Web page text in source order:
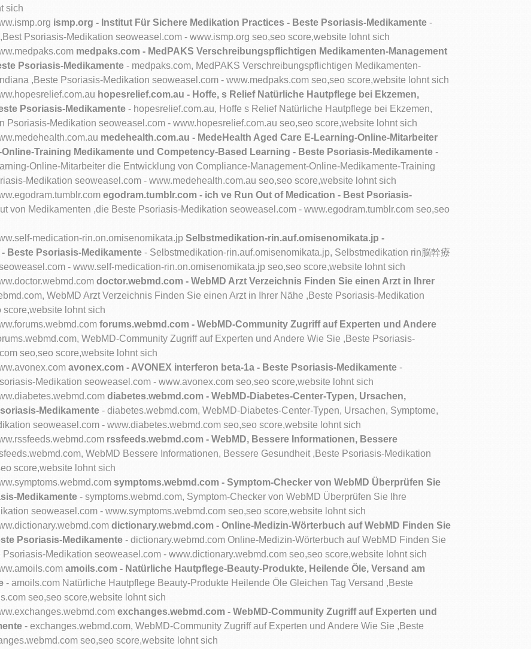
sich
ismp.org - Institut Für Sichere Medikation Practices - Beste Psoriasis-Medikamente -
Psoriasis-Medikation seoweasel.com - www.ismp.org seo,seo score,website lohnt sich
medpaks.com - MedPAKS Verschreibungspflichtigen Medikamenten-Management
Psoriasis-Medikamente - medpaks.com, MedPAKS Verschreibungspflichtigen Medikamenten-
,Beste Psoriasis-Medikation seoweasel.com - www.medpaks.com seo,seo score,website lohnt sich
hopesrelief.com.au - Hoffe, s Relief Natürliche Hautpflege bei Ekzemen,
Psoriasis-Medikamente - hopesrelief.com.au, Hoffe s Relief Natürliche Hautpflege bei Ekzemen,
Psoriasis-Medikation seoweasel.com - www.hopesrelief.com.au seo,seo score,website lohnt sich
medehealth.com.au - MedeHealth Aged Care E-Learning-Online-Mitarbeiter
Training Medikamente und Competency-Based Learning - Beste Psoriasis-Medikamente -
Online-Mitarbeiter die Entwicklung von Compliance-Management-Online-Medikamente-Training
Medikation seoweasel.com - www.medehealth.com.au seo,seo score,website lohnt sich
egodram.tumblr.com - ich ve Run Out of Medication - Best Psoriasis-
von Medikamenten ,die Beste Psoriasis-Medikation seoweasel.com - www.egodram.tumblr.com seo,seo
medication-rin.on.omisenomikata.jpSelbstmedikation-rin.auf.omisenomikata.jp -
Beste Psoriasis-Medikamente - Selbstmedikation-rin.auf.omisenomikata.jp, Selbstmedikation rin脳幹療
- www.self-medication-rin.on.omisenomikata.jp seo,seo score,website lohnt sich
doctor.webmd.com - WebMD Arzt Verzeichnis Finden Sie einen Arzt in Ihrer
WebMD Arzt Verzeichnis Finden Sie einen Arzt in Ihrer Nähe ,Beste Psoriasis-Medikation
score,website lohnt sich
forums.webmd.com - WebMD-Community Zugriff auf Experten und Andere
WebMD-Community Zugriff auf Experten und Andere Wie Sie ,Beste Psoriasis-
seo,seo score,website lohnt sich
avonex.com - AVONEX interferon beta-1a - Beste Psoriasis-Medikamente -
Medikation seoweasel.com - www.avonex.com seo,seo score,website lohnt sich
diabetes.webmd.com - WebMD-Diabetes-Center-Typen, Ursachen,
Medikamente - diabetes.webmd.com, WebMD-Diabetes-Center-Typen, Ursachen, Symptome,
seoweasel.com - www.diabetes.webmd.com seo,seo score,website lohnt sich
rssfeeds.webmd.com - WebMD, Bessere Informationen, Bessere
WebMD Bessere Informationen, Bessere Gesundheit ,Beste Psoriasis-Medikation
score,website lohnt sich
symptoms.webmd.com - Symptom-Checker von WebMD Überprüfen Sie
Medikamente - symptoms.webmd.com, Symptom-Checker von WebMD Überprüfen Sie Ihre
seoweasel.com - www.symptoms.webmd.com seo,seo score,website lohnt sich
dictionary.webmd.com - Online-Medizin-Wörterbuch auf WebMD Finden Sie
Psoriasis-Medikamente - dictionary.webmd.com Online-Medizin-Wörterbuch auf WebMD Finden Sie
Medikation seoweasel.com - www.dictionary.webmd.com seo,seo score,website lohnt sich
amoils.com - Natürliche Hautpflege-Beauty-Produkte, Heilende Öle, Versand am
- amoils.com Natürliche Hautpflege Beauty-Produkte Heilende Öle Gleichen Tag Versand ,Beste
seo,seo score,website lohnt sich
exchanges.webmd.com - WebMD-Community Zugriff auf Experten und
- exchanges.webmd.com, WebMD-Community Zugriff auf Experten und Andere Wie Sie ,Beste
seo,seo score,website lohnt sich